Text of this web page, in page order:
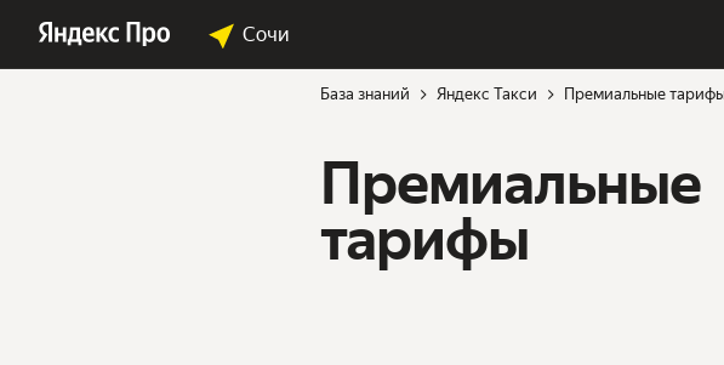
Сочи
База знаний Яндекс Такси Премиальные тарифы
Премиальные
тарифы